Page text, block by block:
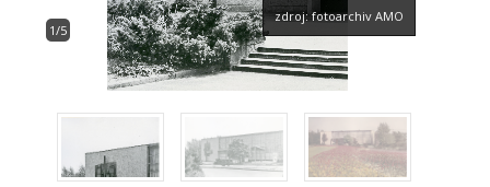
1/5
zdroj: fotoarchiv AMO